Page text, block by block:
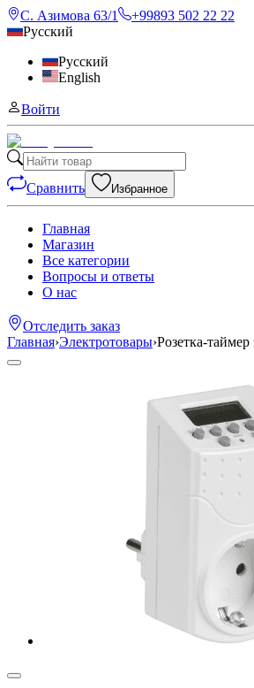
С. Азимова 63/1
+99893 502 22 22
Русский
Русский
English
Войти
Сравнить Избранное
Главная
Магазин
Все категории
Вопросы и ответы
О нас
Отследить заказ
Главная›Электротовары›Розетка-